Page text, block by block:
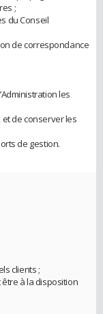
;
du Conseil
de correspondance
les
et de conserver les
de gestion.
clients ;
être à la disposition